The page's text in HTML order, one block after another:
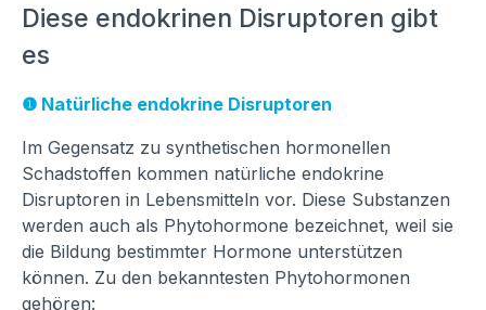
Diese endokrinen Disruptoren gibt
es
❶ Natürliche endokrine Disruptoren
Im Gegensatz zu synthetischen hormonellen
Schadstoffen kommen natürliche endokrine
Disruptoren in Lebensmitteln vor. Diese Substanzen
werden auch als Phytohormone bezeichnet, weil sie
die Bildung bestimmter Hormone unterstützen
können. Zu den bekanntesten Phytohormonen
gehören: